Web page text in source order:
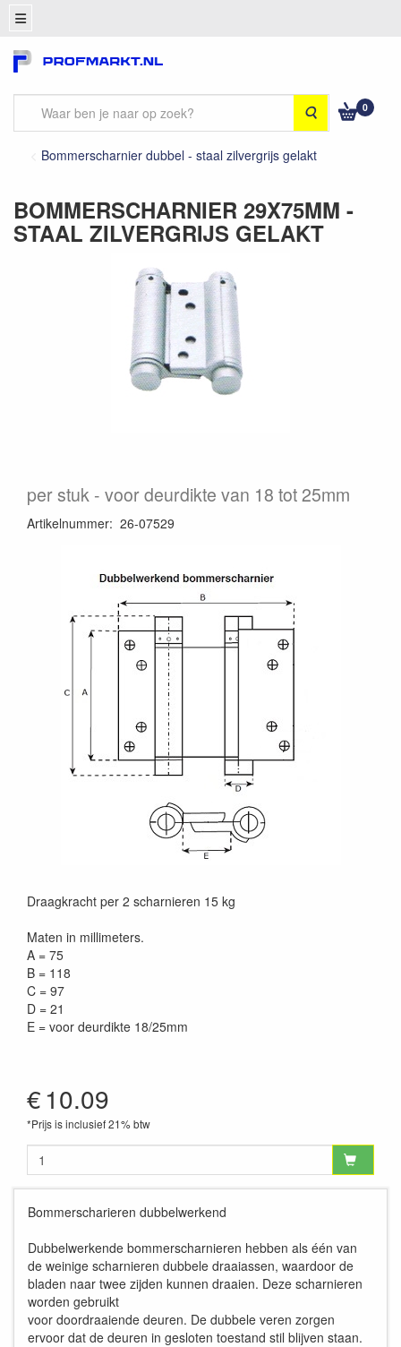
Zoeken 0
Bommerscharnier dubbel - staal zilvergrijs gelakt
BOMMERSCHARNIER 29X75MM -
STAAL ZILVERGRIJS GELAKT
per stuk voor deurdikte van 18 tot 25mm
Artikelnummer: 26-07529
Draagkracht per 2 scharnieren 15 kg
Maten in millimeters.
A = 75
B = 118
C = 97
D = 21
E = voor deurdikte 18/25mm
€10.09
*Prijs is inclusief 21% btw
Bommerscharieren dubbelwerkend
Dubbelwerkende bommerscharnieren hebben als één van
de weinige scharnieren dubbele draaiassen, waardoor de
bladen naar twee zijden kunnen draaien. Deze scharnieren
worden gebruikt
voor doordraaiende deuren. De dubbele veren zorgen
ervoor dat de deuren in gesloten toestand stil blijven staan.